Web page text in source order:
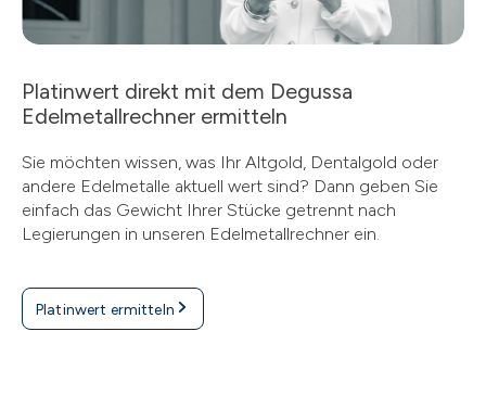
Platinwert direkt mit dem Degussa
Edelmetallrechner ermitteln
Sie möchten wissen, was Ihr Altgold, Dentalgold oder
andere Edelmetalle aktuell wert sind? Dann geben Sie
einfach das Gewicht Ihrer Stücke getrennt nach
Legierungen in unseren Edelmetallrechner ein.
Platinwert ermitteln